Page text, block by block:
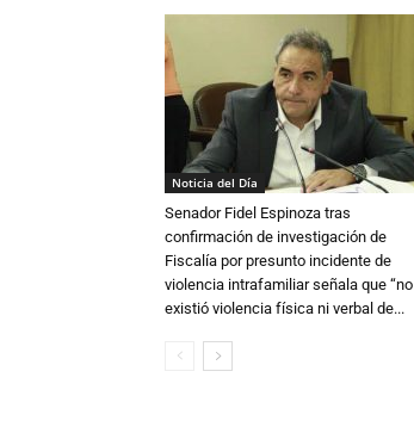
Noticia del Día
Senador Fidel Espinoza tras
confirmación de investigación de
Fiscalía por presunto incidente de
violencia intrafamiliar señala que “no
existió violencia física ni verbal de...